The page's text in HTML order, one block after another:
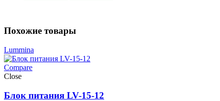
Похожие товары
Lummina
Compare
Close
Блок питания LV-15-12